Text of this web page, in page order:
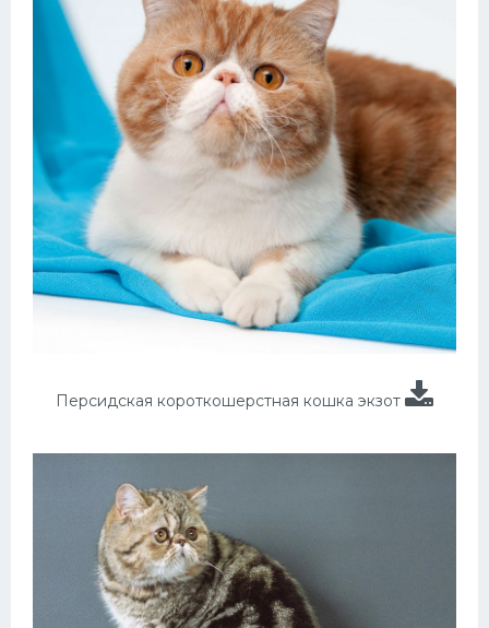
Персидская короткошерстная кошка экзот